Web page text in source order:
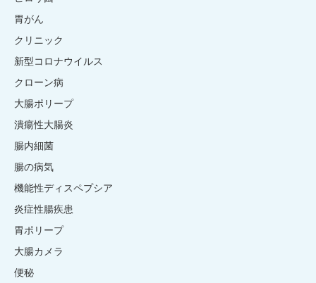
胃がん
クリニック
新型コロナウイルス
クローン病
大腸ポリープ
潰瘍性大腸炎
腸内細菌
腸の病気
機能性ディスペプシア
炎症性腸疾患
胃ポリープ
大腸カメラ
便秘